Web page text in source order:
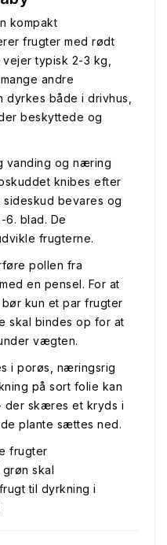
kompakt
frugter med rødt
typisk 2-3 kg,
andre
dyrkes både i drivhus,
beskyttede og
vanding og næring
knibes efter
bevares og
blad. De
frugterne.
pollen fra
en pensel. For at
kun et par frugter
skal bindes op for at
vægten.
i porøs, næringsrig
på sort folie kan
skæres et kryds i
plante sættes ned.
frugter
skal
til dyrkning i